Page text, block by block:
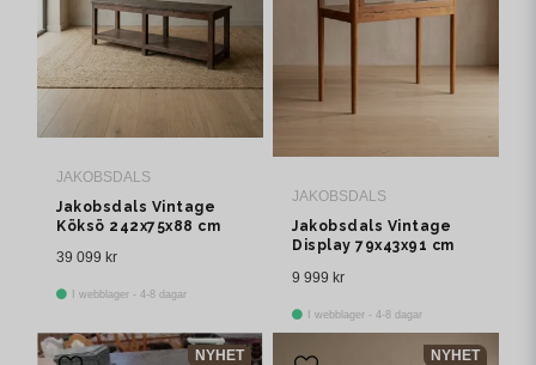
JAKOBSDALS
Jakobsdals Vintage
Köksö 242x75x88 cm
39 099 kr
I webblager - 4-8 dagar
JAKOBSDALS
Jakobsdals Vintage
Display 79x43x91 cm
9 999 kr
I webblager - 4-8 dagar
NYHET NYHET